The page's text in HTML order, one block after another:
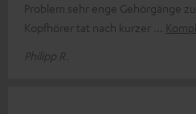
Problem sehr enge Gehörgänge
Kopfhörer tat nach kurzer
Philipp R.